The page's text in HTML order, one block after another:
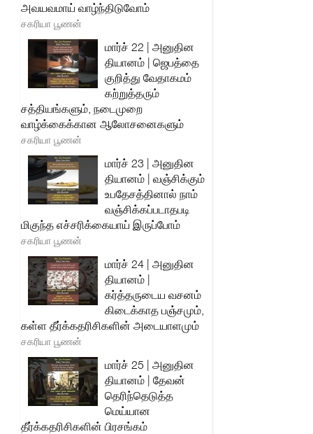
அவயவமாய் வாழ்ந்திடுவோம்
சகரியா பூணன்
மார்ச் 22 | அனுதின
தியானம் | ஜெபத்தை
குறித்து வேதாகமம்
கற்றுத்தரும்
சத்தியங்களும், நடைமுறை
வாழ்க்கைக்கான ஆலோசனைகளும்
சகரியா பூணன்
மார்ச் 23 | அனுதின
தியானம் | வஞ்சிக்கும்
உபதேசத்தினால் நாம்
வஞ்சிக்கப்படாதபடி
மிகுந்த எச்சரிக்கையாய் இருப்போம்
சகரியா பூணன்
மார்ச் 24 | அனுதின
தியானம் |
கர்த்தருடைய வசனம்
கிடைக்காத பஞ்சமும்,
கள்ள தீர்க்கதரிசிகளின் அடையாளமும்
சகரியா பூணன்
மார்ச் 25 | அனுதின
தியானம் | தேவன்
தெரிந்தெடுத்த
மெய்யான
தீர்க்கதரிசிகளின் பிரசங்கம்